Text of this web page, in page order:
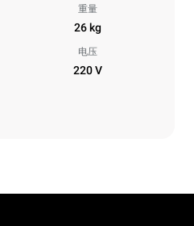
重量
26 kg
电压
220 V